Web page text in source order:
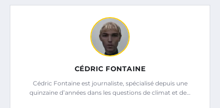
CÉDRIC FONTAINE
Cédric Fontaine est journaliste, spécialisé depuis une
quinzaine d’années dans les questions de climat et de…